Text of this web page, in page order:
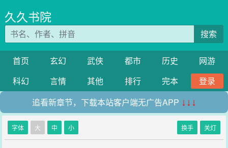
久久书院
搜索
首页 玄幻 武侠 都市 历史
网游
科幻
言情 其他 排行 完本
登录
追看新章节，下载本站客户端无广告APP ↓↓↓
字体 大 中 小 换手 关灯